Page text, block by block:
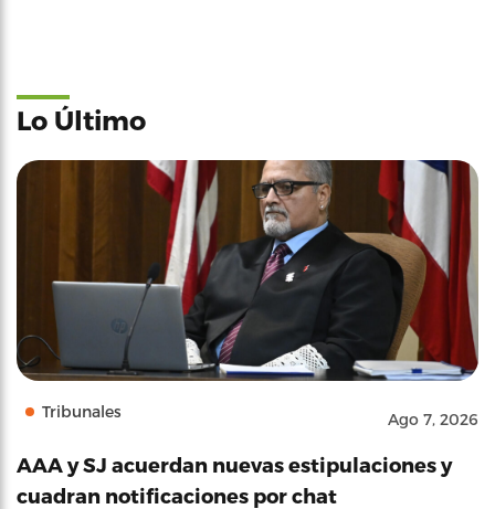
Lo Último
Tribunales Ago 7, 2026
AAA y SJ acuerdan nuevas estipulaciones y
cuadran notificaciones por chat